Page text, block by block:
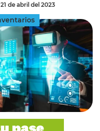
21 de abril del 2023